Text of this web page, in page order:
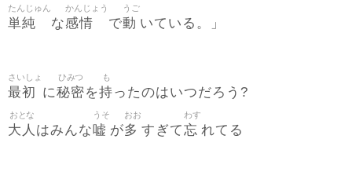
単純
たんじゅん
な感情
かんじょう
で動
うご
いている。」
最初
さいしょ
に秘密
ひみつ
を持
も
ったのはいつだろう?
大人
おとな
はみんな嘘
うそ
が多
おお
すぎて忘
わす
れてる